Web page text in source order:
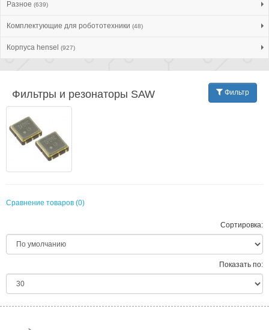
Разное (639)
Комплектующие для робототехники (48)
Корпуса hensel (927)
Фильтр
Фильтры и резонаторы SAW
Сравнение товаров (0)
Сортировка:
Показать по: